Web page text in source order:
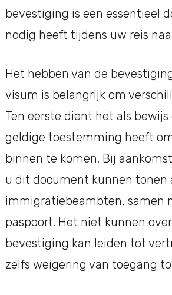
bevestiging is een essentieel
nodig heeft tijdens uw reis
Het hebben van de
visum is belangrijk om
Ten eerste dient het als bewijs
geldige toestemming heeft
binnen te komen. Bij
u dit document kunnen tonen
immigratiebeambten, samen
paspoort. Het niet kunnen
bevestiging kan leiden tot
zelfs weigering van toegang